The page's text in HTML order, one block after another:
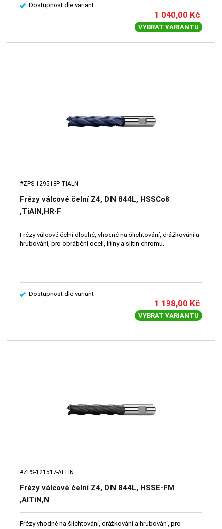
Dostupnost dle variant
1 040,00 Kč
VYBRAT VARIANTU
#ZPS-129518P-TIALN
Frézy válcové čelní Z4, DIN 844L, HSSCo8
,TiAlN,HR-F
Frézy válcové čelní dlouhé, vhodné na šlichtování, drážkování a
hrubování, pro obrábění ocelí, litiny a slitin chromu.
Dostupnost dle variant
1 198,00 Kč
VYBRAT VARIANTU
#ZPS-121517-ALTIN
Frézy válcové čelní Z4, DIN 844L, HSSE-PM
,AlTiN,N
Frézy vhodné na šlichtování, drážkování a hrubování, pro